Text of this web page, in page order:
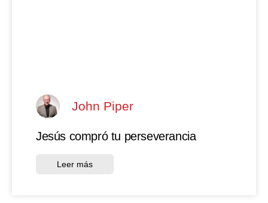
John Piper
Jesús compró tu perseverancia
Leer más